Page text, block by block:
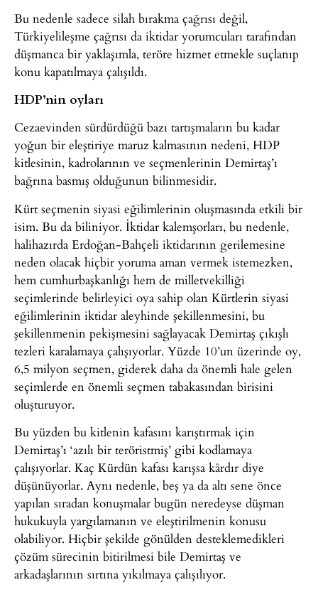
Bu nedenle sadece silah bırakma çağrısı değil,
Türkiyelileşme çağrısı da iktidar yorumcuları tarafından
düşmanca bir yaklaşımla, teröre hizmet etmekle suçlanıp
konu kapatılmaya çalışıldı.
HDP’nin oyları
Cezaevinden sürdürdüğü bazı tartışmaların bu kadar
yoğun bir eleştiriye maruz kalmasının nedeni, HDP
kitlesinin, kadrolarının ve seçmenlerinin Demirtaş’ı
bağrına basmış olduğunun bilinmesidir.
Kürt seçmenin siyasi eğilimlerinin oluşmasında etkili bir
isim. Bu da biliniyor. İktidar kalemşorları, bu nedenle,
halihazırda Erdoğan-Bahçeli iktidarının gerilemesine
neden olacak hiçbir yoruma aman vermek istemezken,
hem cumhurbaşkanlığı hem de milletvekilliği
seçimlerinde belirleyici oya sahip olan Kürtlerin siyasi
eğilimlerinin iktidar aleyhinde şekillenmesini, bu
şekillenmenin pekişmesini sağlayacak Demirtaş çıkışlı
tezleri karalamaya çalışıyorlar. Yüzde 10’un üzerinde oy,
6,5 milyon seçmen, giderek daha da önemli hale gelen
seçimlerde en önemli seçmen tabakasından birisini
oluşturuyor.
Bu yüzden bu kitlenin kafasını karıştırmak için
Demirtaş’ı ‘azılı bir teröristmiş’ gibi kodlamaya
çalışıyorlar. Kaç Kürdün kafası karışsa kârdır diye
düşünüyorlar. Aynı nedenle, beş ya da altı sene önce
yapılan sıradan konuşmalar bugün neredeyse düşman
hukukuyla yargılamanın ve eleştirilmenin konusu
olabiliyor. Hiçbir şekilde gönülden desteklemedikleri
çözüm sürecinin bitirilmesi bile Demirtaş ve
arkadaşlarının sırtına yıkılmaya çalışılıyor.